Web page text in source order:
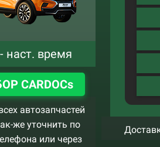
наст. время
CARDOCs
автозапчастей
же уточнить по
или через